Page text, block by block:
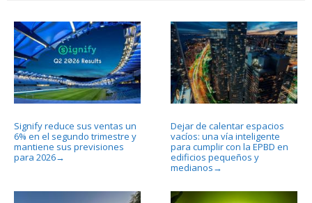
Signify reduce sus ventas un
6% en el segundo trimestre y
mantiene sus previsiones
para 2026→
Dejar de calentar espacios
vacíos: una vía inteligente
para cumplir con la EPBD en
edificios pequeños y
medianos →